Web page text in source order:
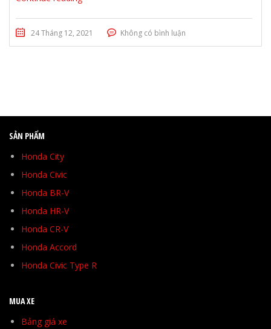
24 Tháng 12, 2021 Không có bình luận
SẢN PHẨM
Honda City
Honda Civic
Honda BR-V
Honda HR-V
Honda CR-V
Honda Accord
Honda Civic Type R
MUA XE
Bảng giá xe